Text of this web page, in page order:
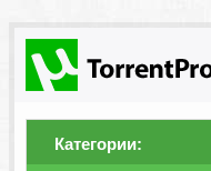
Категории: